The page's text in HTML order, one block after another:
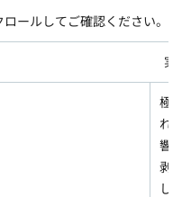
ロールしてご確認ください。
実
極
れ
響
剥
し